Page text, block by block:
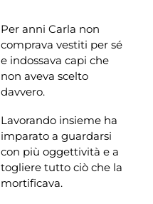
Per anni Carla non
comprava vestiti per sé
e indossava capi che
non aveva scelto
davvero.
Lavorando insieme ha
imparato a guardarsi
con più oggettività e a
togliere tutto ciò che la
mortificava.